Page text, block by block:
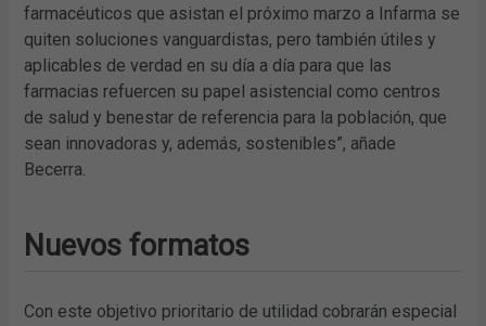
farmacéuticos que asistan el próximo marzo a Infarma se
quiten soluciones vanguardistas, pero también útiles y
aplicables de verdad en su día a día para que las
farmacias refuercen su papel asistencial como centros
de salud y benestar de referencia para la población, que
sean innovadoras y, además, sostenibles”, añade
Becerra.
Nuevos formatos
Con este objetivo prioritario de utilidad cobrarán especial